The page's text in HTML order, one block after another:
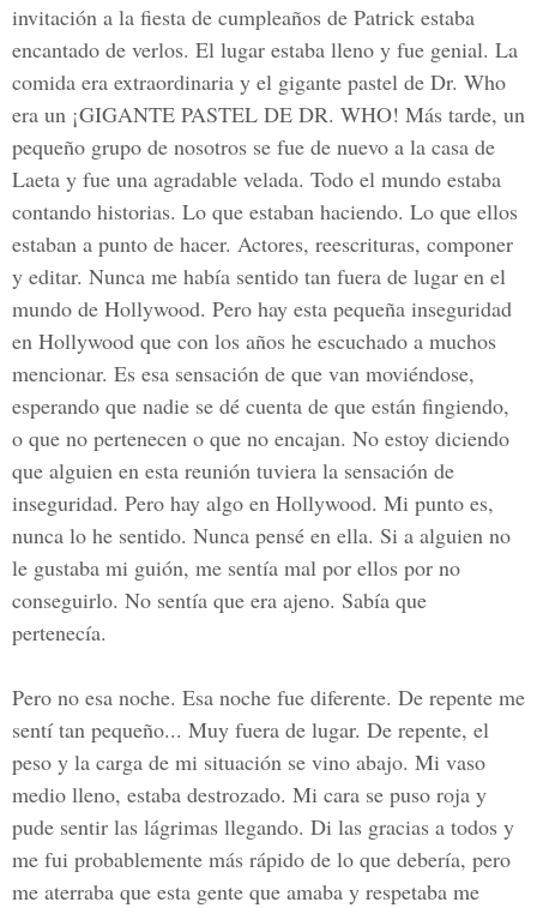
invitación a la fiesta de cumpleaños de Patrick estaba
encantado de verlos. El lugar estaba lleno y fue genial. La
comida era extraordinaria y el gigante pastel de Dr. Who
era un ¡GIGANTE PASTEL DE DR. WHO! Más tarde, un
pequeño grupo de nosotros se fue de nuevo a la casa de
Laeta y fue una agradable velada. Todo el mundo estaba
contando historias. Lo que estaban haciendo. Lo que ellos
estaban a punto de hacer. Actores, reescrituras, componer
y editar. Nunca me había sentido tan fuera de lugar en el
mundo de Hollywood. Pero hay esta pequeña inseguridad
en Hollywood que con los años he escuchado a muchos
mencionar. Es esa sensación de que van moviéndose,
esperando que nadie se dé cuenta de que están fingiendo,
o que no pertenecen o que no encajan. No estoy diciendo
que alguien en esta reunión tuviera la sensación de
inseguridad. Pero hay algo en Hollywood. Mi punto es,
nunca lo he sentido. Nunca pensé en ella. Si a alguien no
le gustaba mi guión, me sentía mal por ellos por no
conseguirlo. No sentía que era ajeno. Sabía que
pertenecía.
Pero no esa noche. Esa noche fue diferente. De repente me
sentí tan pequeño... Muy fuera de lugar. De repente, el
peso y la carga de mi situación se vino abajo. Mi vaso
medio lleno, estaba destrozado. Mi cara se puso roja y
pude sentir las lágrimas llegando. Di las gracias a todos y
me fui probablemente más rápido de lo que debería, pero
me aterraba que esta gente que amaba y respetaba me